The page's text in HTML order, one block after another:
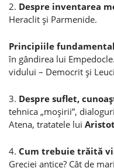
2. Despre inventarea
Heraclit şi Parmenide.
Principiile
în gândirea lui Empedocle.
vidului – Democrit şi
3. Despre suflet,
tehnica „moşirii”,
Atena, tratatele lui
4. Cum trebuie trăită
Greciei antice? Cât de